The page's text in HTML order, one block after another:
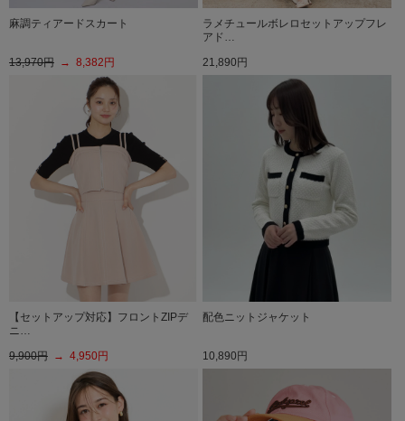
麻調ティアードスカート
13,970円 → 8,382円
ラメチュールボレロセットアップフレ
アド…
21,890円
【セットアップ対応】フロントZIPデ
ニ…
9,900円 → 4,950円
配色ニットジャケット
10,890円